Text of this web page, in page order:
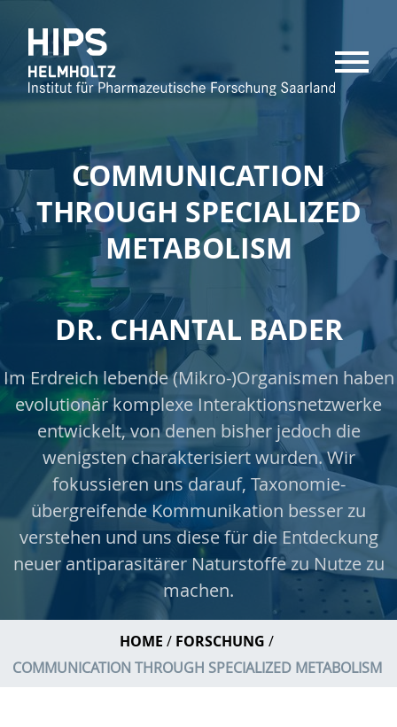
MENU
COMMUNICATION
THROUGH SPECIALIZED
METABOLISM
DR. CHANTAL BADER
Im Erdreich lebende (Mikro-)Organismen haben
evolutionär komplexe Interaktionsnetzwerke
entwickelt, von denen bisher jedoch die
wenigsten charakterisiert wurden. Wir
fokussieren uns darauf, Taxonomie-
übergreifende Kommunikation besser zu
verstehen und uns diese für die Entdeckung
neuer antiparasitärer Naturstoffe zu Nutze zu
machen.
HOME
FORSCHUNG
COMMUNICATION THROUGH SPECIALIZED METABOLISM